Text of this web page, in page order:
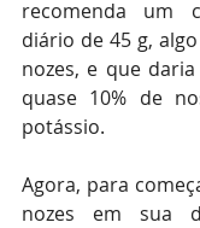
recomenda um
diário de 45 g,
nozes, e que
quase 10% de
potássio.
Agora, para
nozes em sua